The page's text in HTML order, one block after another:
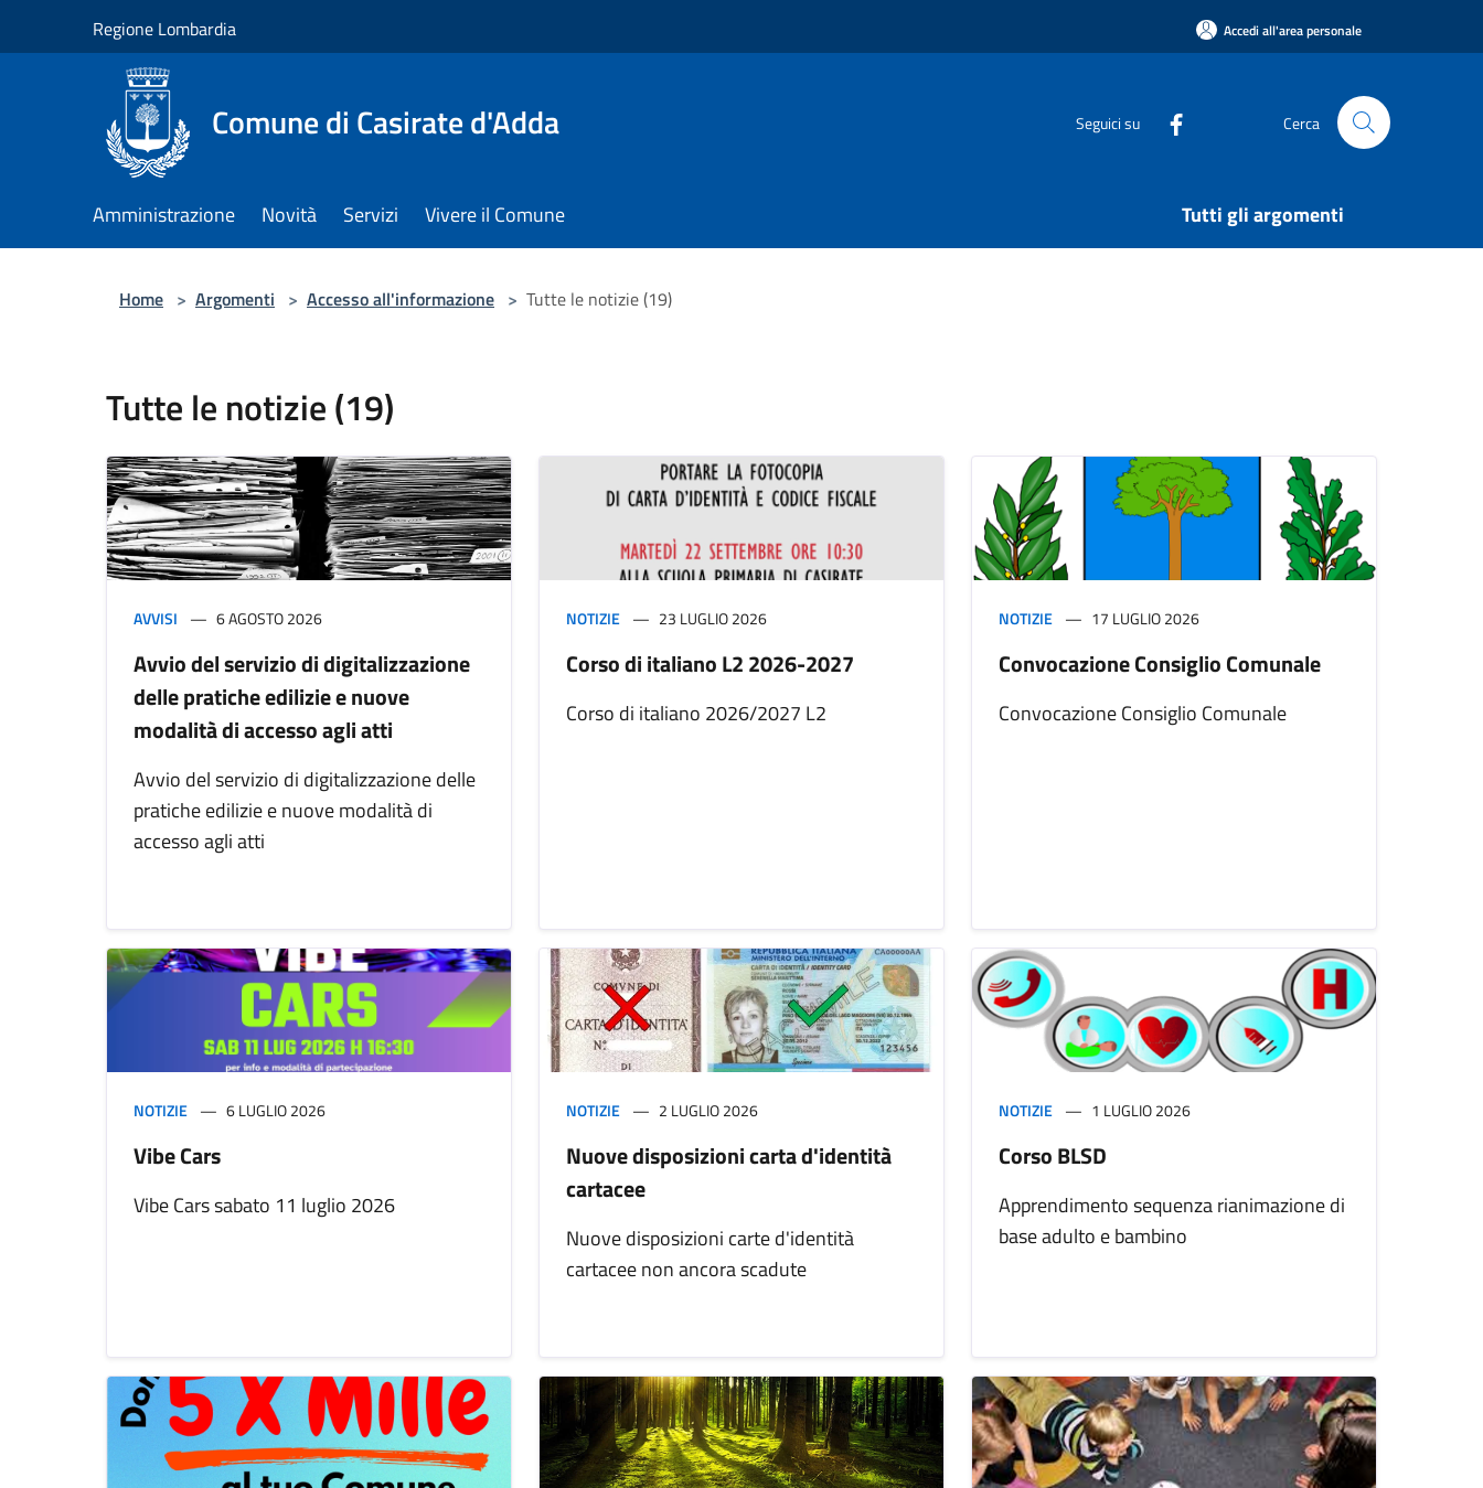
Regione Lombardia Accedi all'area personale
Comune di Casirate d'Adda Seguici su Cerca
Amministrazione Novità Servizi Vivere il Comune Tutti gli argomenti
Home > Argomenti > Accesso all'informazione > Tutte le notizie (19)
Tutte le notizie (19)
AVVISI 6 AGOSTO 2026
Avvio del servizio di digitalizzazione
delle pratiche edilizie e nuove
modalità di accesso agli atti
Avvio del servizio di digitalizzazione delle
pratiche edilizie e nuove modalità di
accesso agli atti
NOTIZIE 23 LUGLIO 2026
Corso di italiano L2 2026-2027
Corso di italiano 2026/2027 L2
NOTIZIE 17 LUGLIO 2026
Convocazione Consiglio Comunale
Convocazione Consiglio Comunale
NOTIZIE 6 LUGLIO 2026
Vibe Cars
Vibe Cars sabato 11 luglio 2026
NOTIZIE 2 LUGLIO 2026
Nuove disposizioni carta d'identità
cartacee
Nuove disposizioni carte d'identità
cartacee non ancora scadute
NOTIZIE 1 LUGLIO 2026
Corso BLSD
Apprendimento sequenza rianimazione di
base adulto e bambino